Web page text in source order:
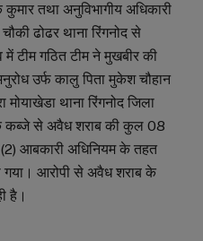
तथा अनुविभागीय अधिकारी
ढोढर थाना रिंगनोद से
टीम गठित टीम ने मुखबीर की
उर्फ कालु पिता मुकेश चौहान
मोयाखेडा थाना रिंगनोद जिला
कब्जे से अवैध शराब की कुल 08
आबकारी अधिनियम के तहत
गया। आरोपी से अवैध शराब के
है।